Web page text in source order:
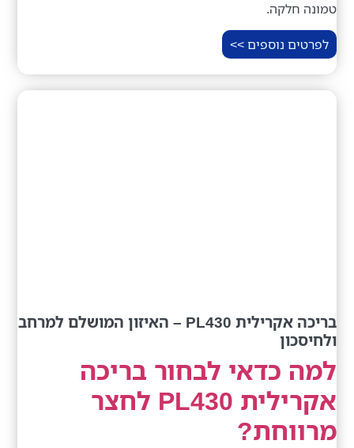
טמונה חלקה.
לפרטים נוספים >>
בריכה אקרילית PL430 – האיזון המושלם למרחב
ולחיסכון
למה כדאי לבחור בריכה
אקרילית PL430 לחצר
מרווחת?